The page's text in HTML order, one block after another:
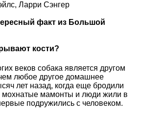
Ларри Сэнгер
факт из Большой
кости?
веков собака является другом
любое другое домашнее
лет назад, когда еще бродили
мохнатые мамонты и люди жили в
подружились с человеком.